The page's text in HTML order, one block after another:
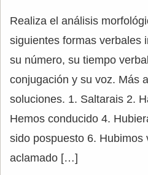
Realiza el análisis
siguientes formas verbales
su número, su tiempo
conjugación y su voz. Más
soluciones. 1. Saltarais 2.
Hemos conducido 4.
sido pospuesto 6. Hubimos
aclamado […]